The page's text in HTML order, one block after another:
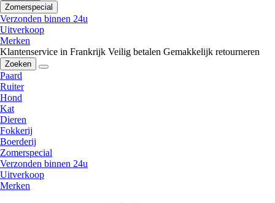
Zomerspecial
Verzonden binnen 24u
Uitverkoop
Merken
Klantenservice in Frankrijk Veilig betalen Gemakkelijk retourneren
Zoeken
Paard
Ruiter
Hond
Kat
Dieren
Fokkerij
Boerderij
Zomerspecial
Verzonden binnen 24u
Uitverkoop
Merken